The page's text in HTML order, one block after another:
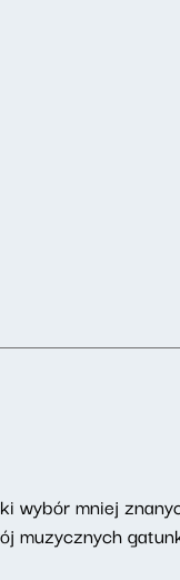
mniej
muzycznych